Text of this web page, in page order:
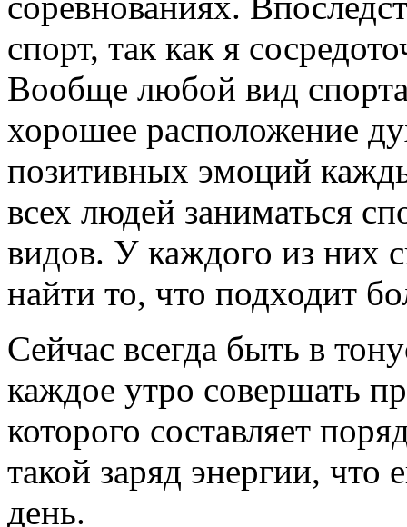
спорт, так как я
Вообще любой вид
хорошее расположение
позитивных эмоций
всех людей заниматься
видов. У каждого из них
найти то, что подходит
Сейчас всегда быть в
каждое утро совершать
которого составляет
такой заряд энергии, что
день.